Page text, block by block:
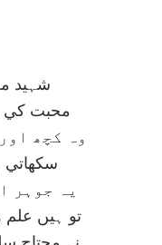
شہيد
محبت کي
وہ کچھ
سکھاتي
يہ جوہر
تو ہيں